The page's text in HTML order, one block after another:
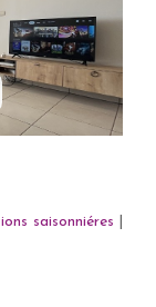
saisonniéres